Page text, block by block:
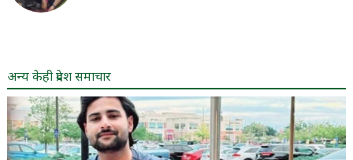
अन्य केही प्रदेश समाचार